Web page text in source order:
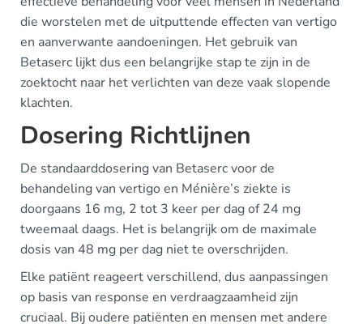
die worstelen met de uitputtende effecten van vertigo
en aanverwante aandoeningen. Het gebruik van
Betaserc lijkt dus een belangrijke stap te zijn in de
zoektocht naar het verlichten van deze vaak slopende
klachten.
Dosering Richtlijnen
De standaarddosering van Betaserc voor de
behandeling van vertigo en Ménière’s ziekte is
doorgaans 16 mg, 2 tot 3 keer per dag of 24 mg
tweemaal daags. Het is belangrijk om de maximale
dosis van 48 mg per dag niet te overschrijden.
Elke patiënt reageert verschillend, dus aanpassingen
op basis van response en verdraagzaamheid zijn
cruciaal. Bij oudere patiënten en mensen met andere